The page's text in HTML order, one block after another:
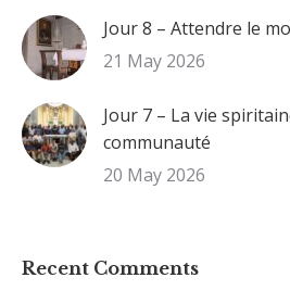
Jour 8 – Attendre le
21 May 2026
Jour 7 – La vie
communauté
20 May 2026
Recent Comments